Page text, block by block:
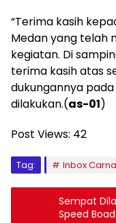
“Terima kasih
Medan yang telah
kegiatan. Di
terima kasih atas
dukungannya
dilakukan.(as-01)
Post Views: 42
Tag: Inbox
Sempat
Speed